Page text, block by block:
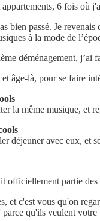
6 fois
bien passé. Je
à la mode de
déménagement, j’ai
âge-là, pour se faire
la même musique, et
déjeuner avec eux, et
officiellement partie
et c'est vous qu'on
qu'ils veulent votre